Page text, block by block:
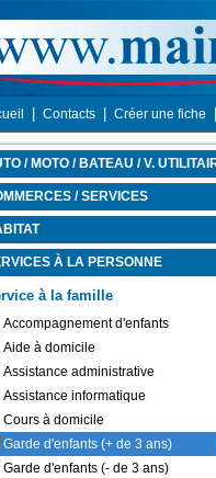
Contacts Créer une fiche
/ MOTO / BATEAU / V.
/ SERVICES
À LA PERSONNE
à la famille
Accompagnement d'enfants
Aide à domicile
Assistance administrative
Assistance informatique
Cours à domicile
Garde d'enfants (+ de 3 ans)
Garde d'enfants (- de 3 ans)